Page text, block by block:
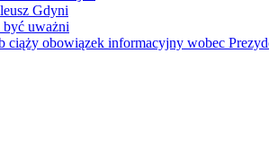
Gdyni
uważni
ciąży obowiązek informacyjny wobec